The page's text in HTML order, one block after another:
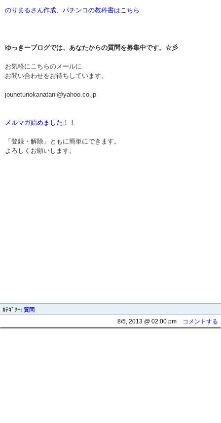
のりまるさん作成、パチンコの教科書はこちら
ゆっきーブログでは、あなたからの質問を募集中です。☆彡
お気軽にこちらのメールに
お問い合わせをお待ちしています。
jounetunokanatani@yahoo.co.jp
メルマガ始めました！！
「登録・解除」ともに簡単にできます。
よろしくお願いします。
ｶﾃｺﾞﾘｰ: 質問
8/5, 2013 @ 02:00 pm コメントする